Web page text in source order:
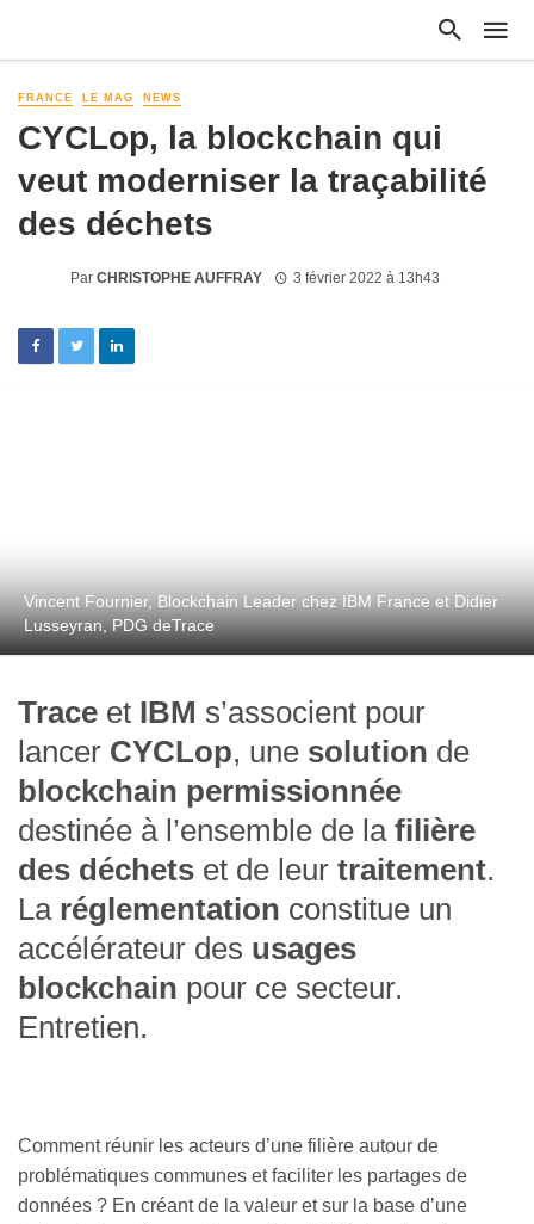
FRANCE LE MAG NEWS
CYCLop, la blockchain qui
veut moderniser la traçabilité
des déchets
Par CHRISTOPHE AUFFRAY 3 février 2022 à 13h43
Vincent Fournier, Blockchain Leader chez IBM France et Didier
Lusseyran, PDG deTrace
Trace et IBM s’associent pour
lancer CYCLop, une solution de
blockchain permissionnée
destinée à l’ensemble de la filière
des déchets et de leur traitement.
La réglementation constitue un
accélérateur des usages
blockchain pour ce secteur.
Entretien.
Comment réunir les acteurs d’une filière autour de
problématiques communes et faciliter les partages de
données ? En créant de la valeur et sur la base d’une